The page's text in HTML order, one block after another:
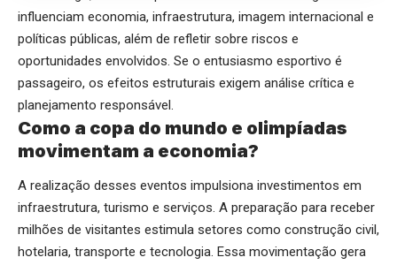
influenciam economia, infraestrutura, imagem internacional e
políticas públicas, além de refletir sobre riscos e
oportunidades envolvidos. Se o entusiasmo esportivo é
passageiro, os efeitos estruturais exigem análise crítica e
planejamento responsável.
Como a copa do mundo e olimpíadas
movimentam a economia?
A realização desses eventos impulsiona investimentos em
infraestrutura, turismo e serviços. A preparação para receber
milhões de visitantes estimula setores como construção civil,
hotelaria, transporte e tecnologia. Essa movimentação gera